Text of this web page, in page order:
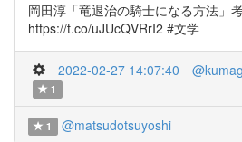
岡田淳「竜退治の騎士になる方法」
https://t.co/uJUcQVRrI2 #文学
2022-02-27 14:07:40
1
1 @matsudotsuyoshi